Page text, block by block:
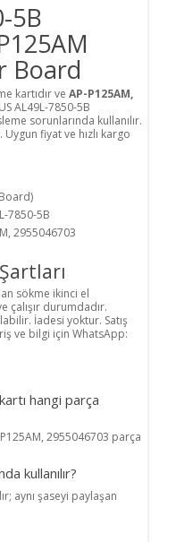
5B
Board
kartıdır ve AP-P125AM,
AL49L-7850-5B
sorunlarında kullanılır.
fiyat ve hızlı kargo
7850-5B
2955046703
sökme ikinci el
durumdadır.
İadesi yoktur. Satış
ve bilgi için WhatsApp:
hangi parça
2955046703 parça
kullanılır?
aynı şaseyi paylaşan